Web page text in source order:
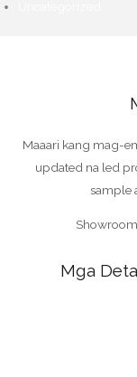
Maaari kang mag-
updated na led
sample
Mga